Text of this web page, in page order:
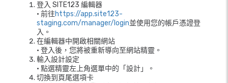
登入 SITE123 編輯器
• 前往https://app.site123-
staging.com/manager/login並使用您的帳戶憑證登
入。
在編輯器中開啟相關網站
• 登入後，您將被重新導向至網站精靈。
輸入設計設定
• 點選精靈左上角選單中的「設計」。
切換到頁尾選項卡